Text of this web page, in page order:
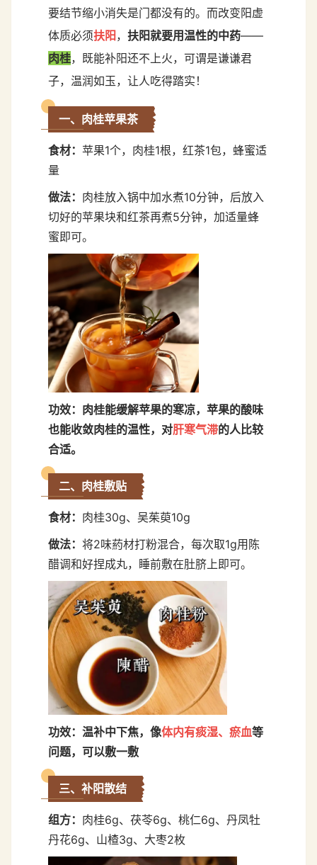
要结节缩小消失是门都没有的。 而改变阳虚
体质必须扶阳 ， 扶阳就要用温性的中药——
肉桂， 既能补阳还不上火，可谓是谦谦君
子，温润如玉，让人吃得踏实！
一、肉桂苹果茶
食材： 苹果1个，肉桂1根，红茶1包，蜂蜜适
量
做法： 肉桂放入锅中加水煮10分钟，后放入
切好的苹果块和红茶再煮5分钟，加适量蜂
蜜即可。
功效： 肉桂能缓解苹果的寒凉，苹果的酸味
也能收敛肉桂的温性，对肝寒气滞的人比较
合适。
二、肉桂敷贴
食材： 肉桂30g、吴茱萸10g
做法： 将2味葯材打粉混合，每次取1g用陈
醋调和好捏成丸，睡前敷在肚脐上即可。
功效： 温补中下焦，像体内有痰湿、瘀血等
问题，可以敷一敷
三、补阳散结
组方： 肉桂6g、茯苓6g、桃仁6g、丹凤牡
丹花6g、山楂3g、大枣2枚